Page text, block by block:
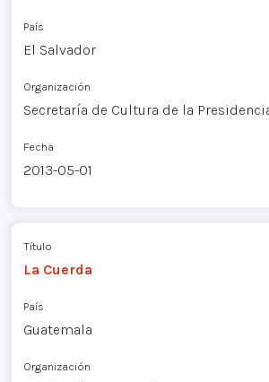
País
El Salvador
Organización
Secretaría de Cultura de la
Fecha
2013-05-01
Título
La Cuerda
País
Guatemala
Organización